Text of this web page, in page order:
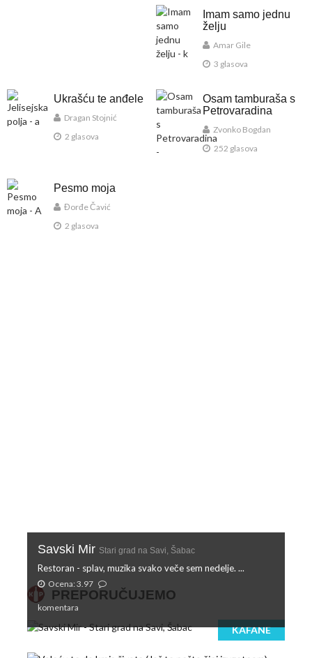
Imam samo jednu
želju
Amar Gile
3 glasova
Ukrašću te anđele
Dragan Stojnić
2 glasova
Osam tamburaša s
Petrovaradina
Zvonko Bogdan
252 glasova
Pesmo moja
Đorđe Čavić
2 glasova
PREPORUČUJEMO
KAFANE
Savski Mir Stari grad na Savi, Šabac
Restoran - splav, muzika svako veče sem nedelje. ...
Ocena: 3.97
komentara